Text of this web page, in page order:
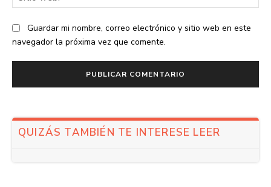
Guardar mi nombre, correo electrónico y sitio web en este
navegador la próxima vez que comente.
QUIZÁS TAMBIÉN TE INTERESE LEER